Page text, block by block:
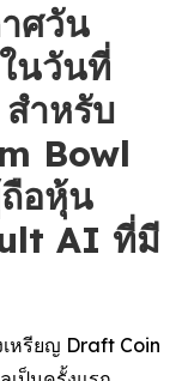
ศวัน
นวันที่
ำหรับ
Bowl
อหุ้น
AI ที่มี
หรียญ Draft Coin